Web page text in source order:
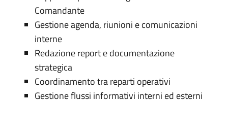
Comandante
Gestione agenda, riunioni e comunicazioni
interne
Redazione report e documentazione
strategica
Coordinamento tra reparti operativi
Gestione flussi informativi interni ed esterni